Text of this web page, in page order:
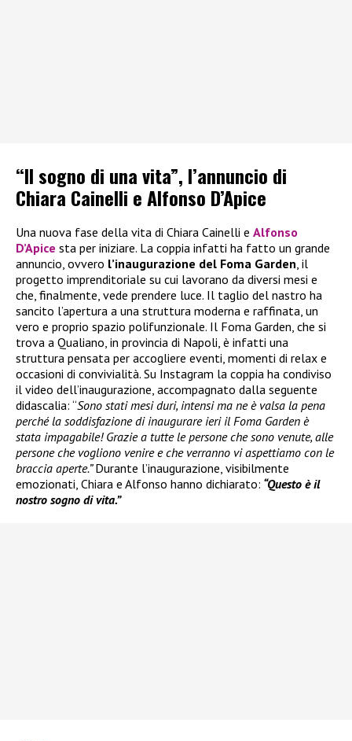
“Il sogno di una vita”, l’annuncio di
Chiara Cainelli e Alfonso D’Apice
Una nuova fase della vita di Chiara Cainelli e Alfonso
D’Apice sta per iniziare. La coppia infatti ha fatto un grande
annuncio, ovvero l’inaugurazione del Foma Garden , il
progetto imprenditoriale su cui lavorano da diversi mesi e
che, finalmente, vede prendere luce. Il taglio del nastro ha
sancito l’apertura a una struttura moderna e raffinata, un
vero e proprio spazio polifunzionale. Il Foma Garden, che si
trova a Qualiano, in provincia di Napoli, è infatti una
struttura pensata per accogliere eventi, momenti di relax e
occasioni di convivialità. Su Instagram la coppia ha condiviso
il video dell’inaugurazione, accompagnato dalla seguente
didascalia: “Sono stati mesi duri, intensi ma ne è valsa la pena
perché la soddisfazione di inaugurare ieri il Foma Garden è
stata impagabile! Grazie a tutte le persone che sono venute, alle
persone che vogliono venire e che verranno vi aspettiamo con le
braccia aperte.”Durante l’inaugurazione, visibilmente
emozionati, Chiara e Alfonso hanno dichiarato: “Questo è il
nostro sogno di vita.”